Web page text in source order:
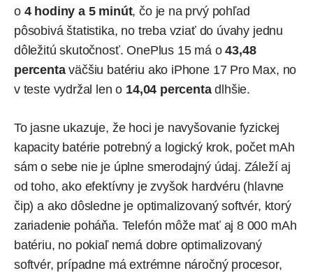
o 4 hodiny a 5 minút, čo je na prvý pohľad
pôsobivá štatistika, no treba vziať do úvahy jednu
dôležitú skutočnosť. OnePlus 15 má o43,48
percentaväčšiu batériu ako iPhone 17 Pro Max, no
v teste vydržal len o 14,04 percentadlhšie.
To jasne ukazuje, že hoci je navyšovanie fyzickej
kapacity batérie potrebný a logický krok, počet mAh
sám o sebe nie je úplne smerodajný údaj. Záleží aj
od toho, ako efektívny je zvyšok hardvéru (hlavne
čip) a ako dôsledne je optimalizovaný softvér, ktorý
zariadenie poháňa. Telefón môže mať aj 8 000 mAh
batériu, no pokiaľ nemá dobre optimalizovaný
softvér, prípadne má extrémne náročný procesor,